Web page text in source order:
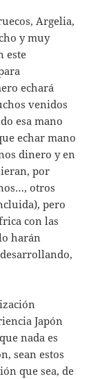
Argelia,
y muy
este
echará
venidos
esa mano
echar mano
dinero y en
por
otros
pero
con las
harán
Japón
nada es
sean estos
que sea, de